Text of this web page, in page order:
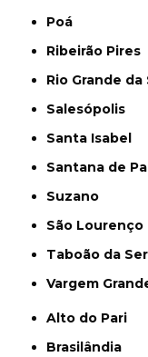
Poá
Ribeirão Pires
Rio Grande
Salesópolis
Santa Isabel
Santana de
Suzano
São
Taboão da
Vargem
Alto do Pari
Brasilândia